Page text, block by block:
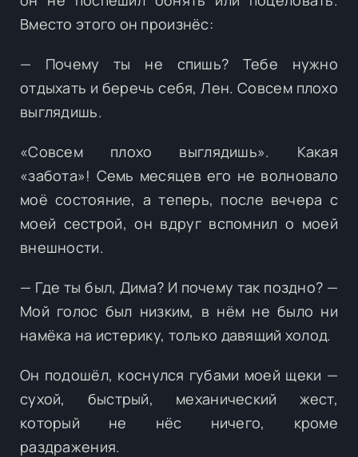
Вместо этого он произнёс:
— Почему ты не спишь? Тебе нужно
отдыхать и беречь себя, Лен. Совсем плохо
выглядишь.
«Совсем плохо выглядишь». Какая
«забота»! Семь месяцев его не волновало
моё состояние, а теперь, после вечера с
моей сестрой, он вдруг вспомнил о моей
внешности.
— Где ты был, Дима? И почему так поздно? —
Мой голос был низким, в нём не было ни
намёка на истерику, только давящий холод.
Он подошёл, коснулся губами моей щеки —
сухой, быстрый, механический жест,
который не нёс ничего, кроме
раздражения.